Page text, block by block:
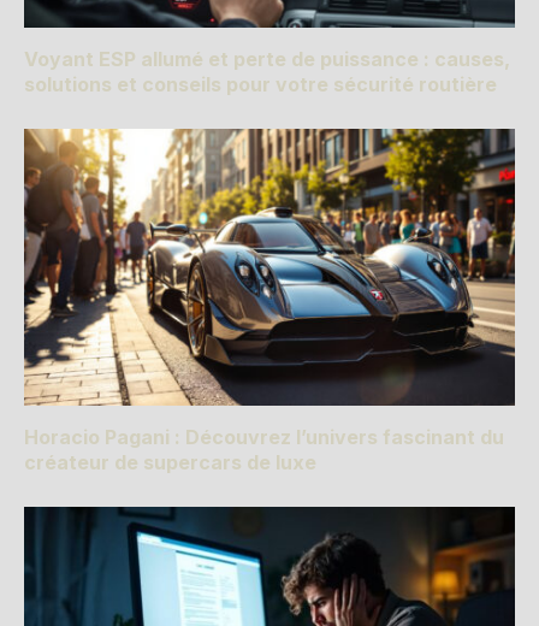
Voyant ESP allumé et perte de puissance : causes,
solutions et conseils pour votre sécurité routière
Horacio Pagani : Découvrez l’univers fascinant du
créateur de supercars de luxe